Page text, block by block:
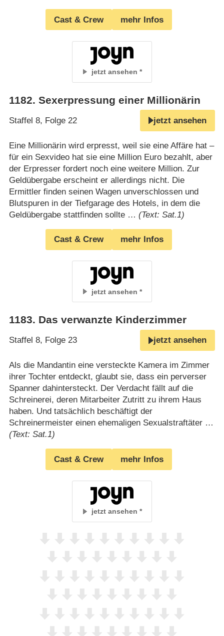
Cast & Crew mehr Infos
jetzt ansehen
1182. Sexerpressung einer Millionärin
Staffel 8, Folge 22 jetzt ansehen
Eine Millionärin wird erpresst, weil sie eine Affäre hat –
für ein Sexvideo hat sie eine Million Euro bezahlt, aber
der Erpresser fordert noch eine weitere Million. Zur
Geldübergabe erscheint er allerdings nicht. Die
Ermittler finden seinen Wagen unverschlossen und
Blutspuren in der Tiefgarage des Hotels, in dem die
Geldübergabe stattfinden sollte … (Text: Sat.1)
Cast & Crew mehr Infos
jetzt ansehen
1183. Das verwanzte Kinderzimmer
Staffel 8, Folge 23 jetzt ansehen
Als die Mandantin eine versteckte Kamera im Zimmer
ihrer Tochter entdeckt, glaubt sie, dass ein perverser
Spanner dahintersteckt. Der Verdacht fällt auf die
Schreinerei, deren Mitarbeiter Zutritt zu ihrem Haus
haben. Und tatsächlich beschäftigt der
Schreinermeister einen ehemaligen Sexualstraftäter …
(Text: Sat.1)
Cast & Crew mehr Infos
jetzt ansehen